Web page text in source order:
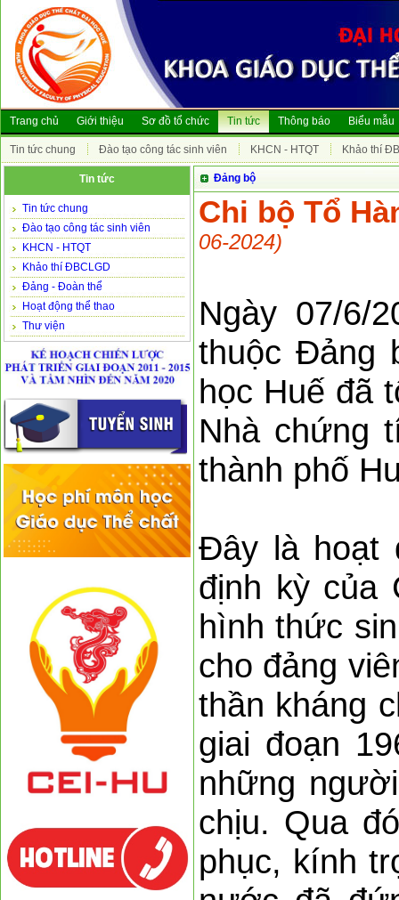
Trang chủ Giới thiệu Sơ đồ tổ chức Tin tức
Tin tức chung Đào tạo công tác sinh viên KHCN - HTQT Khảo thí
Thông báo Biểu mẫu
Tin tức
Tin tức chung
Đào tạo công tác sinh viên
KHCN - HTQT
Khảo thí ĐBCLGD
Đảng - Đoàn thể
Hoạt động thể thao
Thư viện
Đảng bộ
Chi bộ Tổ
06-2024)
Ngày 07/6/
thuộc Đảng
học Huế đã
Nhà chứng
thành phố
Đây là hoạt
định kỳ của
hình thức
cho đảng
thần kháng
giai đoạn
những
chịu. Qua
phục, kính